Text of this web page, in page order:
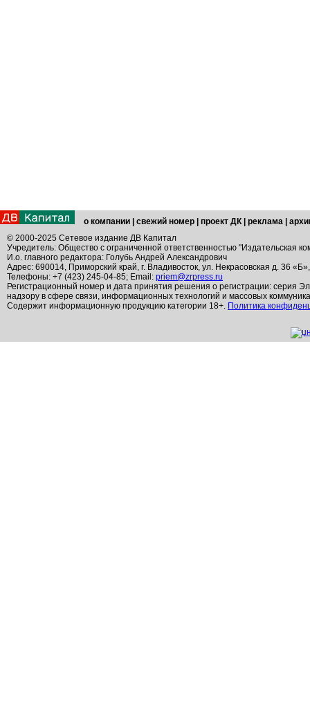
о компании свежий номер проект ДК реклама
© 2000-2025 Сетевое издание ДВ Капитал
Учредитель: Общество с ограниченной ответственностью "Издательская
И.о. главного редактора: Голубь Андрей Александрович
Адрес: 690014, Приморский край, г. Владивосток, ул. Некрасовская д. 36
Телефоны: +7 (423) 245-04-85; Email: priem@zrpress.ru
Регистрационный номер и дата принятия решения о регистрации: серия
надзору в сфере связи, информационных технологий и массовых
Содержит информационную продукцию категории 18+. Политика